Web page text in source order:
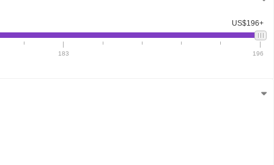
US$196+
183 196